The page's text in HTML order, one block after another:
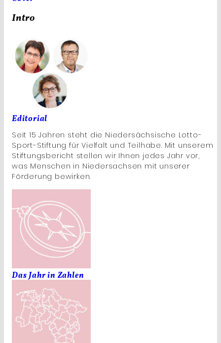
Intro
Editorial
Seit 15 Jahren steht die Niedersächsische Lotto-
Sport-Stiftung für Vielfalt und Teilhabe. Mit unserem
Stiftungsbericht stellen wir Ihnen jedes Jahr vor,
was Menschen in Niedersachsen mit unserer
Förderung bewirken.
Das Jahr in Zahlen